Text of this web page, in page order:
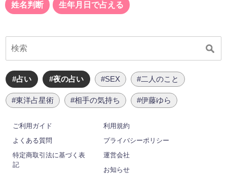
姓名判断 生年月日で占える
#占い #夜の占い #SEX #二人のこと
#東洋占星術 #相手の気持ち #伊藤ゆら
ご利用ガイド
利用規約
よくある質問
プライバシーポリシー
特定商取引法に基づく表
記
運営会社
お知らせ